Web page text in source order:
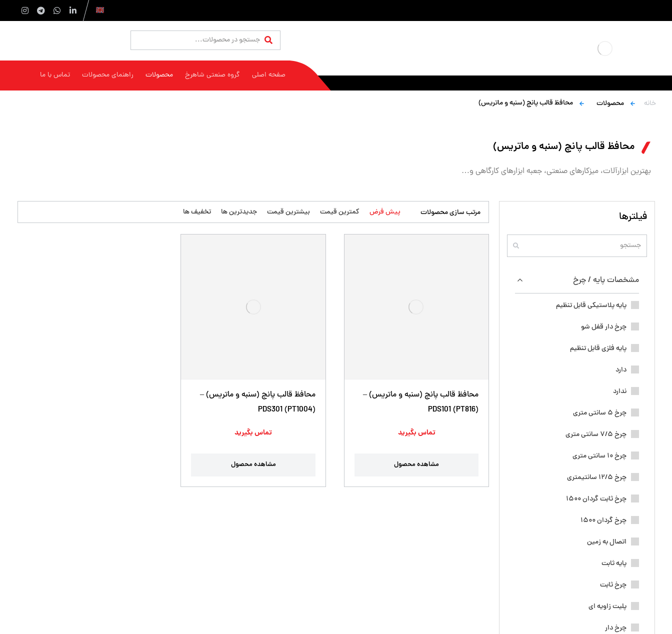
صفحه اصلی گروه صنعتی شاهرخ محصولات راهنمای محصولات تماس با ما
خانه محصولات محافظ قالب پانچ (سنبه و ماتریس)
محافظ قالب پانچ (سنبه و ماتریس)
بهترین ابزارآلات، میزکارهای صنعتی، جعبه ابزارهای کارگاهی و…
مرتب سازی محصولات پیش فرض کمترین قیمت بیشترین قیمت جدیدترین ها تخفیف ها
محافظ قالب پانچ (سنبه و ماتریس) –
PDS101 (PT816)
تماس بگیرید
مشاهده محصول
محافظ قالب پانچ (سنبه و ماتریس) –
PDS301 (PT1004)
تماس بگیرید
مشاهده محصول
فیلترها
مشخصات پایه / چرخ
پایه پلاستیکی قابل تنظیم
چرخ دار قفل شو
پایه فلزی قابل تنظیم
دارد
ندارد
چرخ 5 سانتی متری
چرخ 7/5 سانتی متری
چرخ 10 سانتی متری
چرخ 12/5 سانتیمتری
چرخ ثابت گردان 1500
چرخ گردان 1500
اتصال به زمین
پایه ثابت
چرخ ثابت
پلیت زاویه ای
چرخ دار